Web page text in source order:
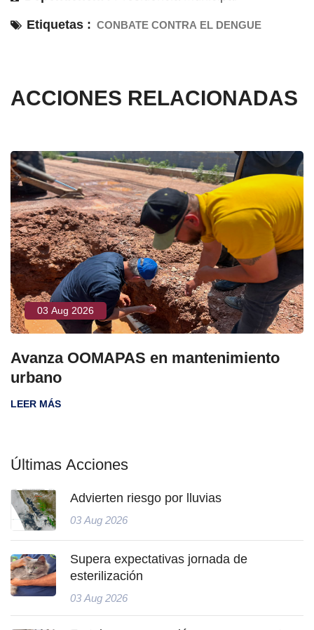
Etiquetas : CONBATE CONTRA EL DENGUE
ACCIONES RELACIONADAS
03 Aug 2026
Avanza OOMAPAS en mantenimiento
urbano
LEER MÁS
Últimas Acciones
Advierten riesgo por lluvias
03 Aug 2026
Supera expectativas jornada de
esterilización
03 Aug 2026